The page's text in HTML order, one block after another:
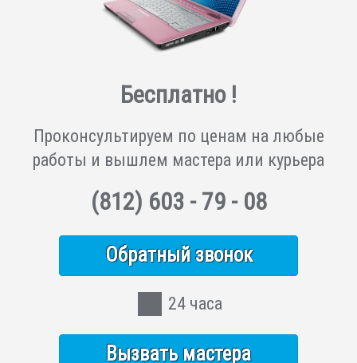
Бесплатно !
Проконсультируем по ценам на любые
работы и вышлем мастера или курьера
(812) 603 - 79 - 08
Обратный звонок
24 часа
Вызвать мастера